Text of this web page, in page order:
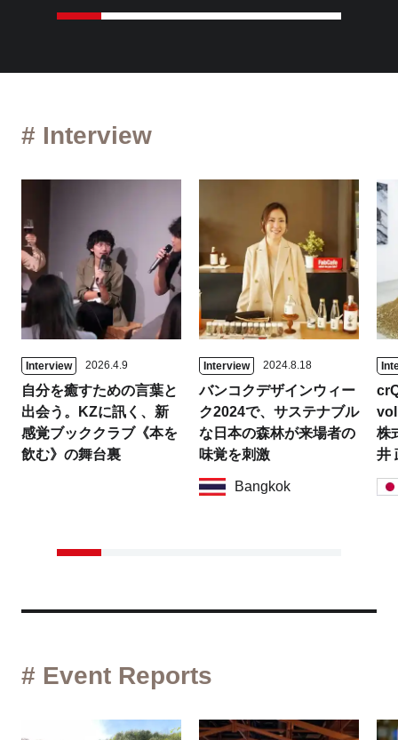
# Interview
Interview 2026.4.9
自分を癒すための言葉と
出会う。KZに訊く、新
感覚ブッククラブ《本を
飲む》の舞台裏
Interview 2024.8.18
バンコクデザインウィー
ク2024で、サステナブル
な日本の森林が来場者の
味覚を刺激
Bangkok
株
井
# Event Reports